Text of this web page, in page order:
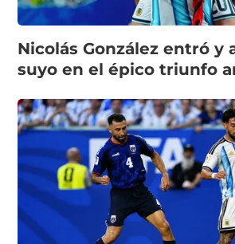
Nicolás González entró y
suyo en el épico triunfo